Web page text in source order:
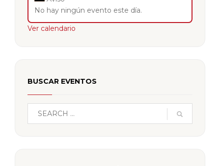
No hay ningún evento este día.
Ver calendario
BUSCAR EVENTOS